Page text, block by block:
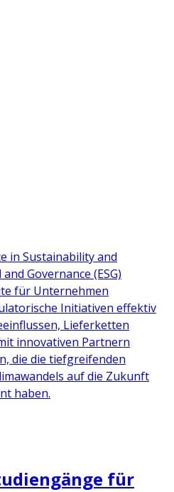
in Sustainability and
Governance (ESG)
für Unternehmen
Initiativen effektiv
Lieferketten
innovativen Partnern
die die tiefgreifenden
auf die Zukunft
haben.
für